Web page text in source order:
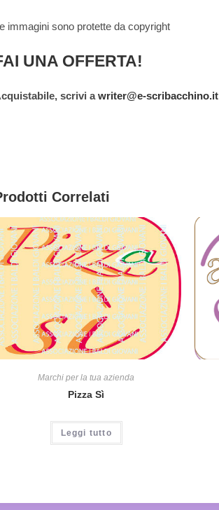
immagini sono protette da copyright
UNA OFFERTA!
scrivi awriter@e-scribacchino.it
Correlati
Marchi per la tua azienda
Pizza Sì
Leggi tutto